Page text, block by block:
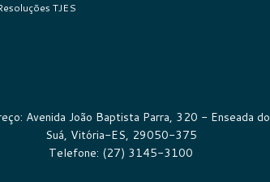
TJES
Avenida João Baptista Parra, 320 - Enseada do
Suá, Vitória-ES, 29050-375
Telefone: (27) 3145-3100